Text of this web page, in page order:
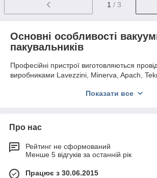
1 / 3
Основні особливості
пакувальників
Професійні пристрої виготовляються
виробниками Lavezzini, Minerva, Apach,
нержавіючої сталі, що добре протистоїть
Камерні
викачується повітря з камери, а після
Моделі зроблені з електронним або
управлінням.
Показати все
Про нас
Рейтинг не сформований
Менше 5 відгуків за останній рік
Працює з 30.06.2015